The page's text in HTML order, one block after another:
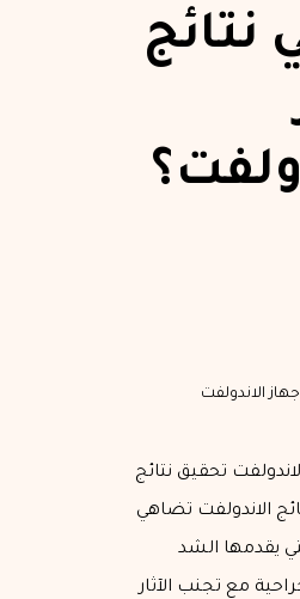
نتائج
جهاز الاندولفت
تحقيق نتائج
الاندولفت تضاهي
يقدمها الشد
مع تجنب الآثار